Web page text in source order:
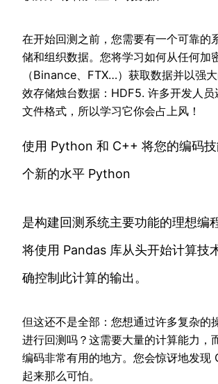
在开始回测之前，您需要有一个可靠的
储和组织数据。您将学习如何从任何加
（Binance、FTX…）获取数据并以强
效存储烛台数据：HDF5. 许多开发人员
文件格式，所以学习它你会占上风！
使用 Python 和 C++ 将您的编码
个新的水平 Python
是构建回测系统主要功能的理想编
将使用 Pandas 库从头开始计算技
确控制此计算的输出。
但这还不是全部：您想通过许多复杂的
进行回测吗？这需要大量的计算能力，
编码非常有用的地方。您会惊讶地发现
起来那么可怕。